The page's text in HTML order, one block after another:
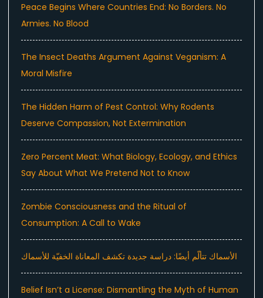
Peace Begins Where Countries End: No Borders. No
Armies. No Blood
The Insect Deaths Argument Against Veganism: A
Moral Misfire
The Hidden Harm of Pest Control: Why Rodents
Deserve Compassion, Not Extermination
Zero Percent Meat: What Biology, Ecology, and Ethics
Say About What We Pretend Not to Know
Zombie Consciousness and the Ritual of
Consumption: A Call to Wake
الأسماك تتألّم أيضًا: دراسة جديدة تكشف المعاناة الخفيّة للأسماك
Belief Isn’t a License: Dismantling the Myth of Human